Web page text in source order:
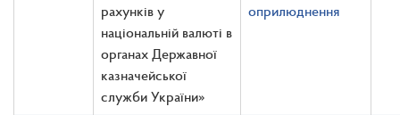
рахунків у
національній валюті в
органах Державної
казначейської
служби України»
оприлюднення